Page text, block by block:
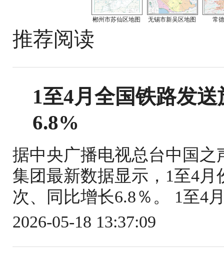
郴州市苏仙区地图 无锡市新吴区地图 常
推荐阅读
1至4月全国铁路发
6.8%
据中央广播电视总台中国
集团最新数据显示，1至4月
次、同比增长6.8％。 1至4
2026-05-18 13:37:09